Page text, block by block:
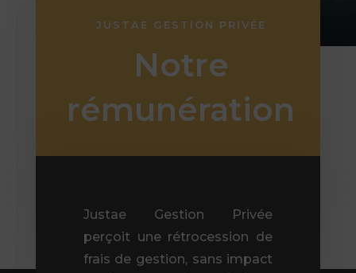
JUSTAE GESTION PRIVÉE
Notre
rémunération
Justae Gestion Privée
perçoit une rétrocession de
frais de gestion, sans impact